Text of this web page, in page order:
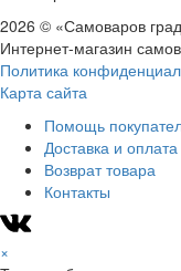
2026 © «Самоваров
Интернет-магазин
Политика
Карта сайта
Помощь
Доставка и оплата
Возврат товара
Контакты
×